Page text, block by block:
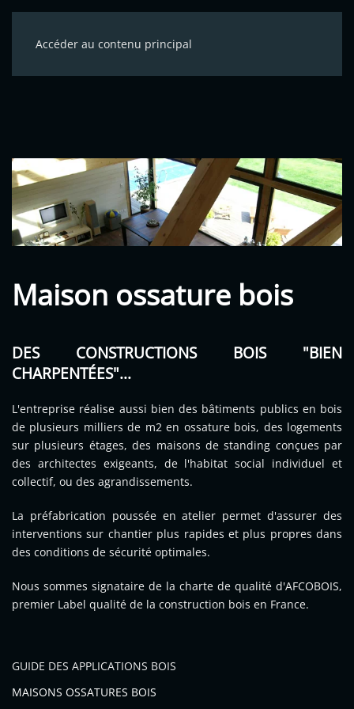
Accéder au contenu principal
Maison ossature bois
DES CONSTRUCTIONS BOIS "BIEN
CHARPENTÉES"...
L'entreprise réalise aussi bien des bâtiments publics en bois
de plusieurs milliers de m2 en ossature bois, des logements
sur plusieurs étages, des maisons de standing conçues par
des architectes exigeants, de l'habitat social individuel et
collectif, ou des agrandissements.
La préfabrication poussée en atelier permet d'assurer des
interventions sur chantier plus rapides et plus propres dans
des conditions de sécurité optimales.
Nous sommes signataire de la charte de qualité d'AFCOBOIS,
premier Label qualité de la construction bois en France.
GUIDE DES APPLICATIONS BOIS
MAISONS OSSATURES BOIS